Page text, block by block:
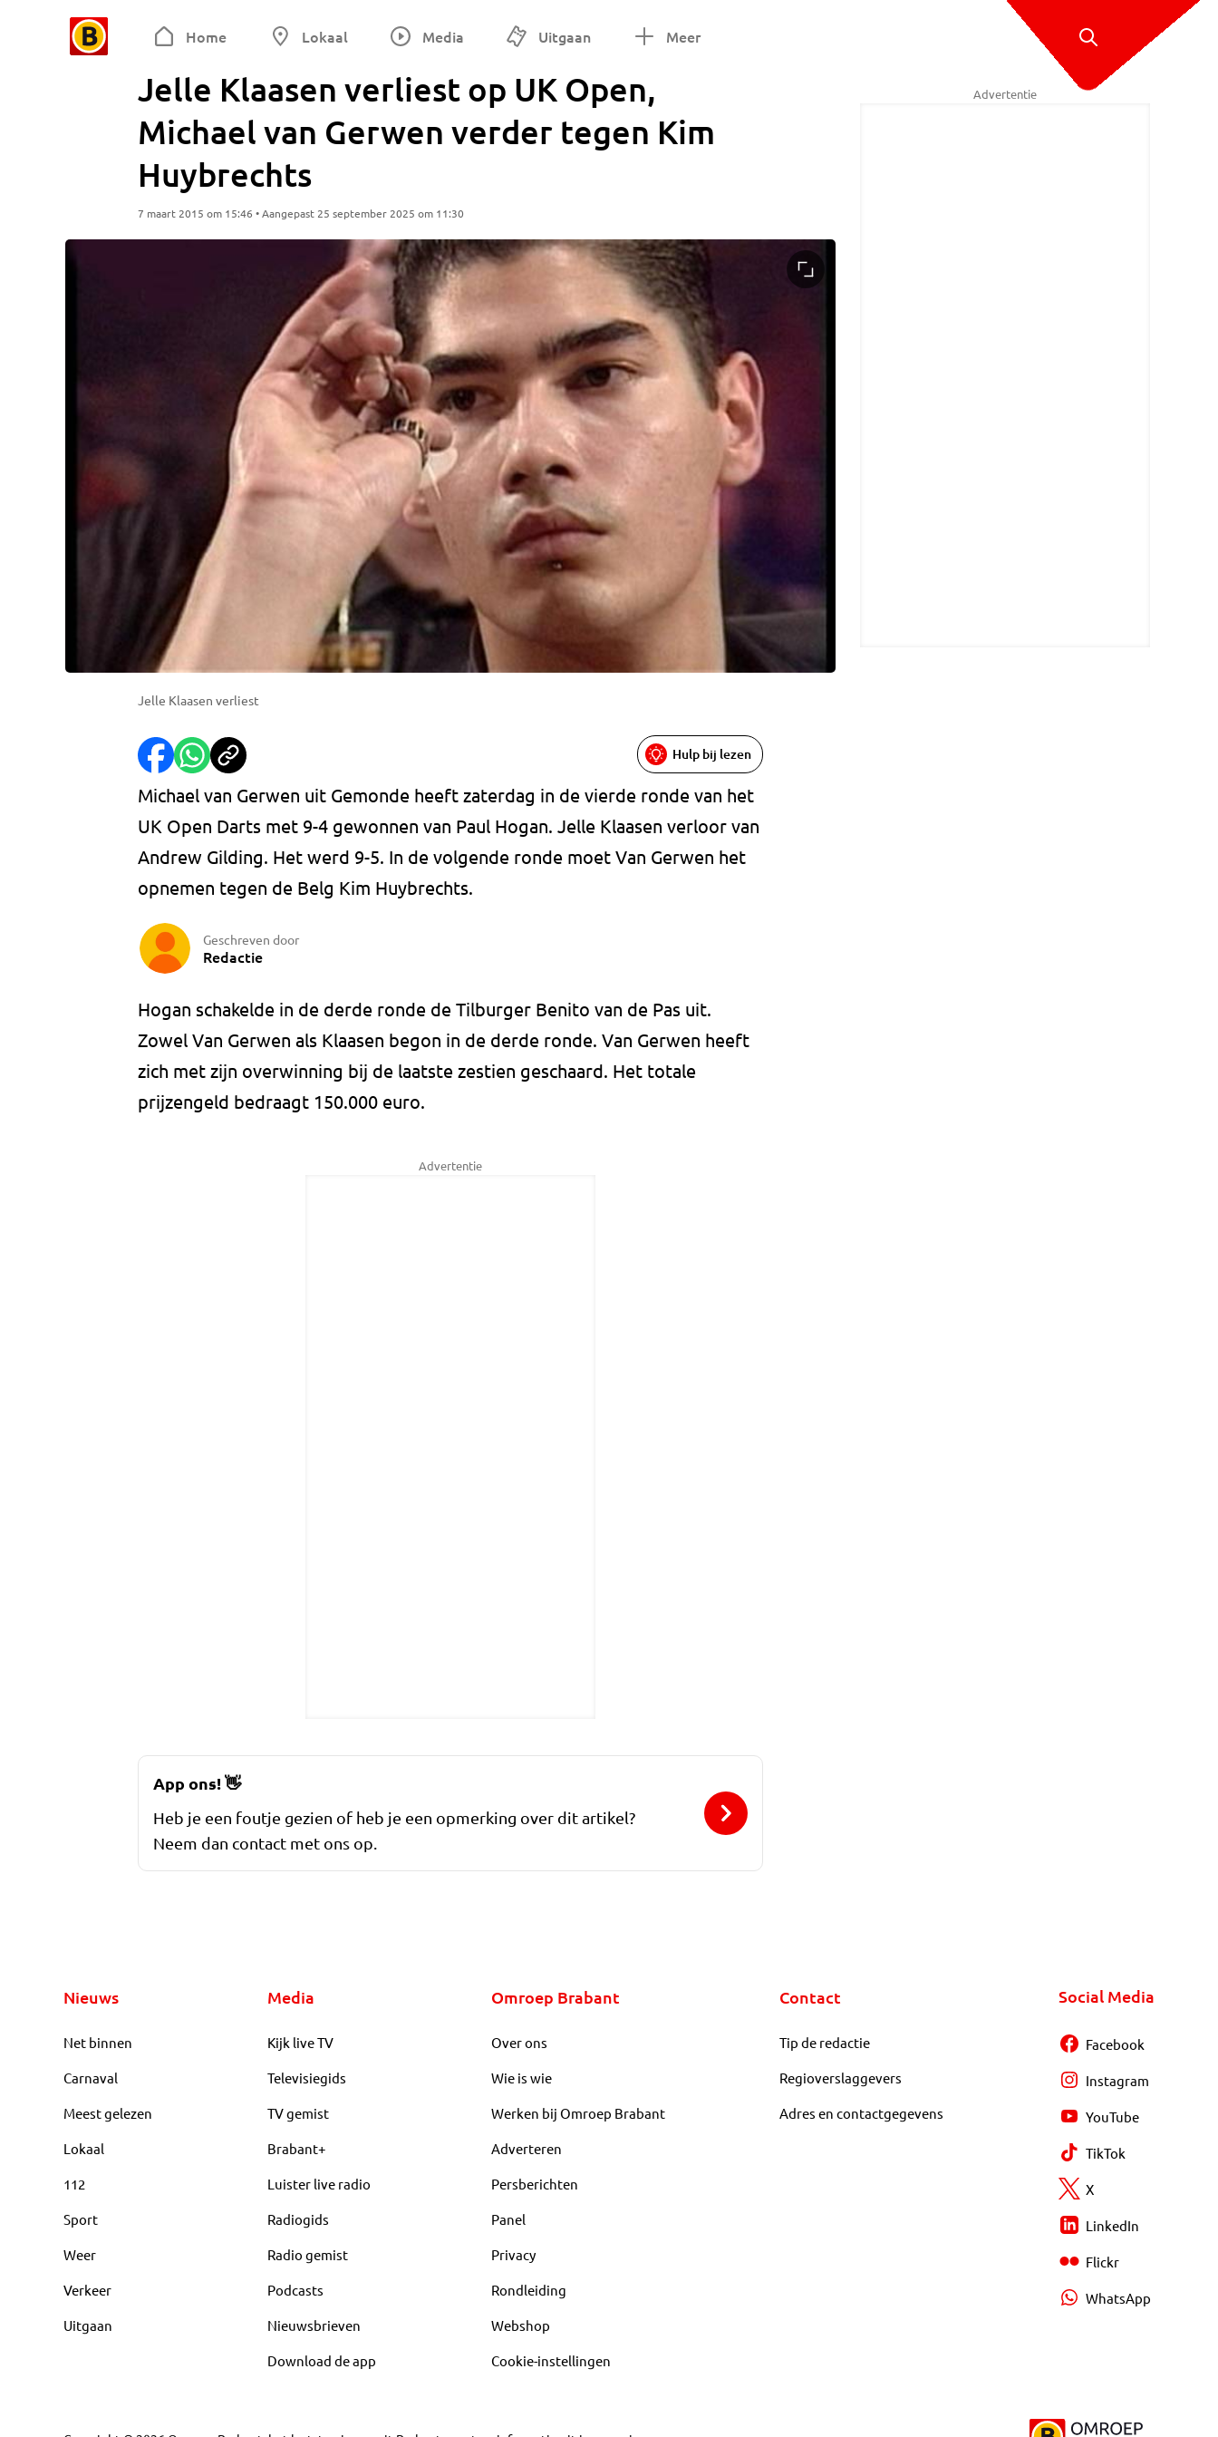
Home Lokaal Media Uitgaan Meer
Jelle Klaasen verliest op UK Open,
Michael van Gerwen verder tegen Kim
Huybrechts
7 maart 2015 om 15:46 • Aangepast 25 september 2025 om 11:30
Jelle Klaasen verliest
Hulp bij lezen
Michael van Gerwen uit Gemonde heeft zaterdag in de vierde ronde van het
UK Open Darts met 9-4 gewonnen van Paul Hogan. Jelle Klaasen verloor van
Andrew Gilding. Het werd 9-5. In de volgende ronde moet Van Gerwen het
opnemen tegen de Belg Kim Huybrechts.
Geschreven door
Redactie
Hogan schakelde in de derde ronde de Tilburger Benito van de Pas uit.
Zowel Van Gerwen als Klaasen begon in de derde ronde. Van Gerwen heeft
zich met zijn overwinning bij de laatste zestien geschaard. Het totale
prijzengeld bedraagt 150.000 euro.
Advertentie
Advertentie
App ons!👋
Heb je een foutje gezien of heb je een opmerking over dit artikel?
Neem dan contact met ons op.
Nieuws
Net binnen
Carnaval
Meest gelezen
Lokaal
112
Sport
Weer
Verkeer
Uitgaan
Media
Kijk live TV
Televisiegids
TV gemist
Brabant+
Luister live radio
Radiogids
Radio gemist
Podcasts
Nieuwsbrieven
Download de app
Omroep Brabant
Over ons
Wie is wie
Werken bij Omroep Brabant
Adverteren
Persberichten
Panel
Privacy
Rondleiding
Webshop
Cookie-instellingen
Contact
Tip de redactie
Regioverslaggevers
Adres en contactgegevens
Social Media
Facebook
Instagram
YouTube
TikTok
X
LinkedIn
Flickr
WhatsApp